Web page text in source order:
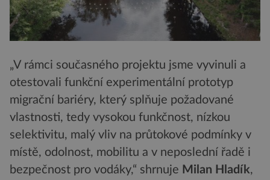
„V rámci současného projektu jsme vyvinuli a
otestovali funkční experimentální prototyp
migrační bariéry, který splňuje požadované
vlastnosti, tedy vysokou funkčnost, nízkou
selektivitu, malý vliv na průtokové podmínky v
místě, odolnost, mobilitu a v neposlední řadě i
bezpečnost pro vodáky,“ shrnuje Milan Hladík,